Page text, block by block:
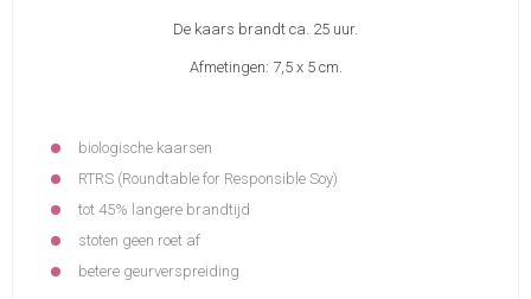
De kaars brandt ca. 25 uur.
Afmetingen: 7,5 x 5 cm.
biologische kaarsen
RTRS (Roundtable for Responsible Soy)
tot 45% langere brandtijd
stoten geen roet af
betere geurverspreiding